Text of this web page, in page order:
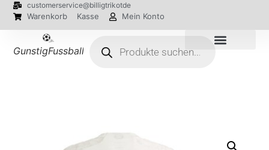
customerservice@billigtrikotde
Warenkorb Kasse Mein Konto
GunstigFussballTrikot